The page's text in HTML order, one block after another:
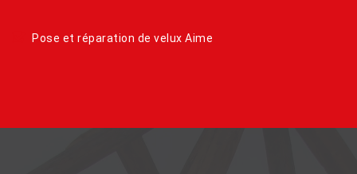
Pose et réparation de velux Aime